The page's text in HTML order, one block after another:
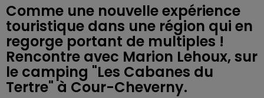
Comme une nouvelle expérience
touristique dans une région qui en
regorge portant de multiples !
Rencontre avec Marion Lehoux, sur
le camping "Les Cabanes du
Tertre" à Cour-Cheverny.